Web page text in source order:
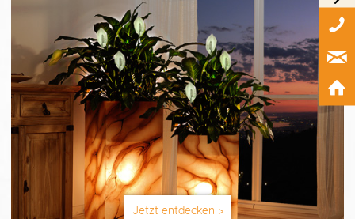
Jetzt entdecken >